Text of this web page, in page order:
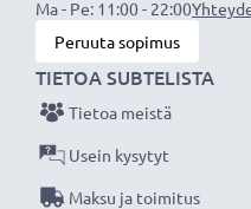
★ 3 vuoden takuu ★
Olemme vuonna 2004
verkkokauppa, joka
siksi tarjoamme 36
Ma - Pe: 11:00 - 22:00
Peruuta sopimus
TIETOA SUBTELISTA
Tietoa meistä
Usein kysytyt
Maksu ja toimitus